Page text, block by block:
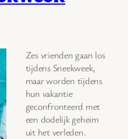
Zes vrienden gaan los
tijdens Sneekweek,
maar worden tijdens
hun vakantie
geconfronteerd met
een dodelijk geheim
uit het verleden.